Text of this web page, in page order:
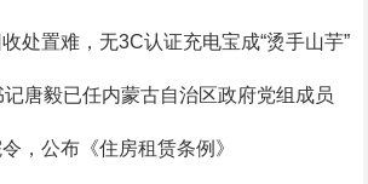
处置难，无3C认证充电宝成“烫手山芋”
唐毅已任内蒙古自治区政府党组成员
，公布《住房租赁条例》